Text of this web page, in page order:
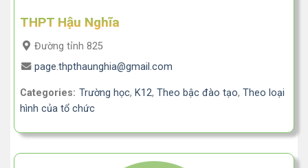
THPT Hậu Nghĩa
Đường tỉnh 825
page.thpthaunghia@gmail.com
Categories: Trường học, K12, Theo bậc đào tạo, Theo loại
hình của tổ chức